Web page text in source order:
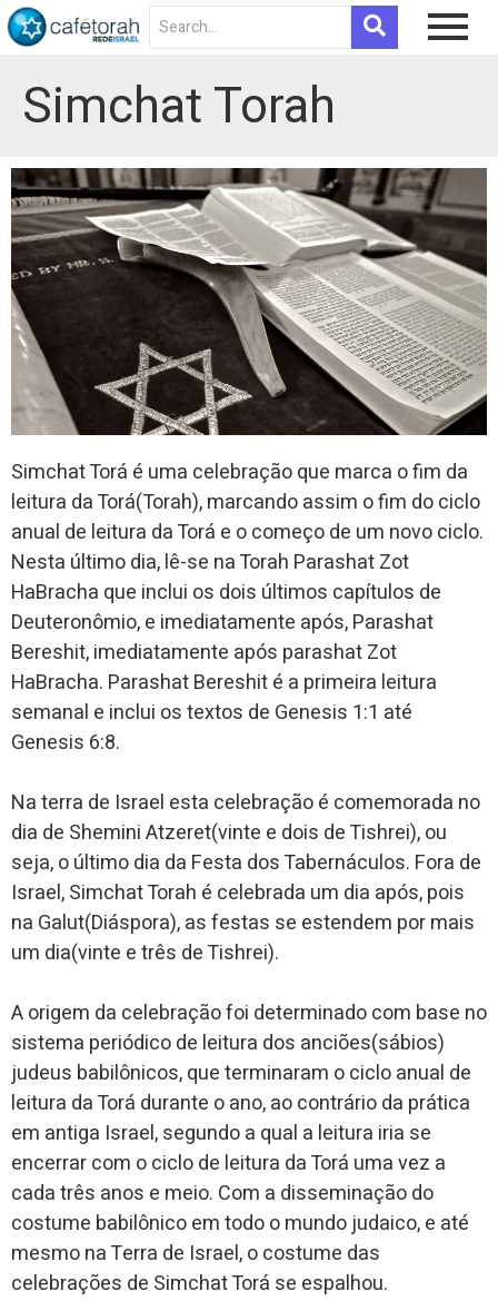
Simchat Torah
Simchat Torá é uma celebração que marca o fim da
leitura da Torá(Torah), marcando assim o fim do ciclo
anual de leitura da Torá e o começo de um novo ciclo.
Nesta último dia, lê-se na Torah Parashat Zot
HaBracha que inclui os dois últimos capítulos de
Deuteronômio, e imediatamente após, Parashat
Bereshit, imediatamente após parashat Zot
HaBracha. Parashat Bereshit é a primeira leitura
semanal e inclui os textos de Genesis 1:1 até
Genesis 6:8.
Na terra de Israel esta celebração é comemorada no
dia de Shemini Atzeret(vinte e dois de Tishrei), ou
seja, o último dia da Festa dos Tabernáculos. Fora de
Israel, Simchat Torah é celebrada um dia após, pois
na Galut(Diáspora), as festas se estendem por mais
um dia(vinte e três de Tishrei).
A origem da celebração foi determinado com base no
sistema periódico de leitura dos anciões(sábios)
judeus babilônicos, que terminaram o ciclo anual de
leitura da Torá durante o ano, ao contrário da prática
em antiga Israel, segundo a qual a leitura iria se
encerrar com o ciclo de leitura da Torá uma vez a
cada três anos e meio. Com a disseminação do
costume babilônico em todo o mundo judaico, e até
mesmo na Terra de Israel, o costume das
celebrações de Simchat Torá se espalhou.